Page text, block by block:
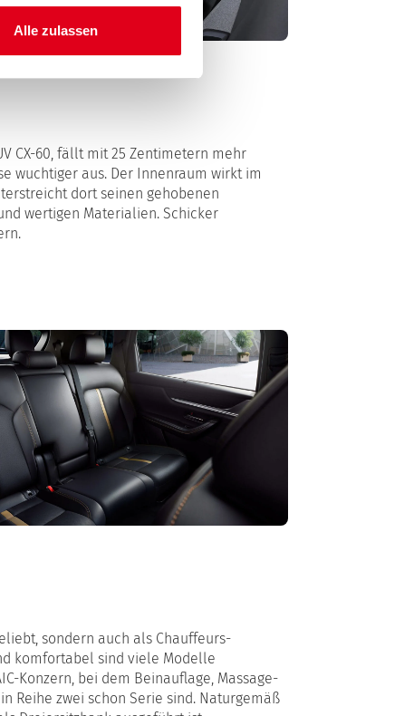
Alle zulassen
CX-60, fällt mit 25 Zentimetern mehr
wuchtiger aus. Der Innenraum wirkt im
dort seinen gehobenen
wertigen Materialien. Schicker
sondern auch als Chauffeurs-
komfortabel sind viele Modelle
Konzern, bei dem Beinauflage, Massage-
Reihe zwei schon Serie sind. Naturgemäß